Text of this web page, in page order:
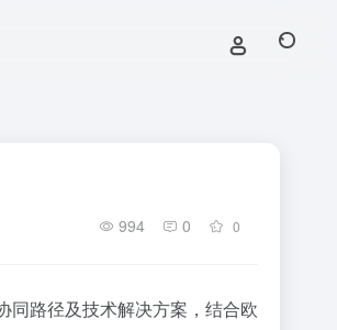
994 0 0
同路径及技术解决方案，结合欧